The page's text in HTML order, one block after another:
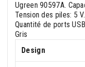
Ugreen 90597A.
Tension des piles: 5
Quantité de ports
Gris
Design